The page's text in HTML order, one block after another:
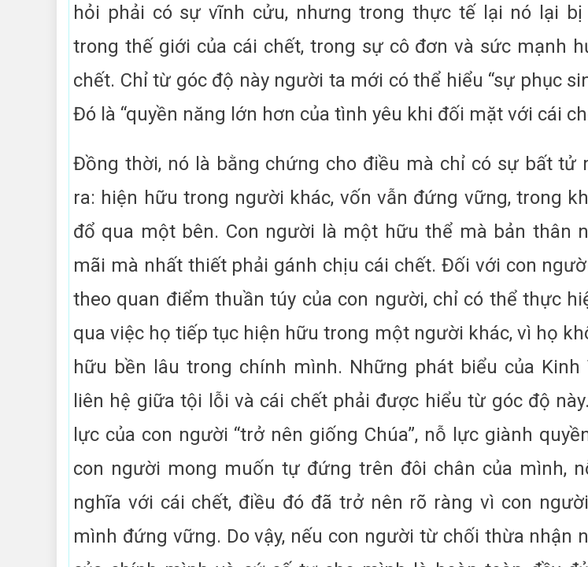
hỏi phải có sự vĩnh cửu, nhưng trong thực tế lại nó lại
trong thế giới của cái chết, trong sự cô đơn và sức mạnh
chết. Chỉ từ góc độ này người ta mới có thể hiểu “sự phục
Đó là “quyền năng lớn hơn của tình yêu khi đối mặt với cái
Đồng thời, nó là bằng chứng cho điều mà chỉ có sự bất tử
ra: hiện hữu trong người khác, vốn vẫn đứng vững, trong
đổ qua một bên. Con người là một hữu thể mà bản thân
mãi mà nhất thiết phải gánh chịu cái chết. Đối với con
theo quan điểm thuần túy của con người, chỉ có thể thực
qua việc họ tiếp tục hiện hữu trong một người khác, vì họ
hữu bền lâu trong chính mình. Những phát biểu của Kinh
liên hệ giữa tội lỗi và cái chết phải được hiểu từ góc độ
lực của con người “trở nên giống Chúa”, nỗ lực giành
con người mong muốn tự đứng trên đôi chân của mình,
nghĩa với cái chết, điều đó đã trở nên rõ ràng vì con
mình đứng vững. Do vậy, nếu con người từ chối thừa nhận